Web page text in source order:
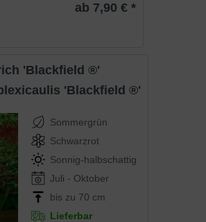
ab 7,90 € *
'Blackfield ®'
'Blackfield ®'
Sommergrün
Schwarzrot
Sonnig-halbschattig
Juli - Oktober
bis zu 70 cm
Lieferbar